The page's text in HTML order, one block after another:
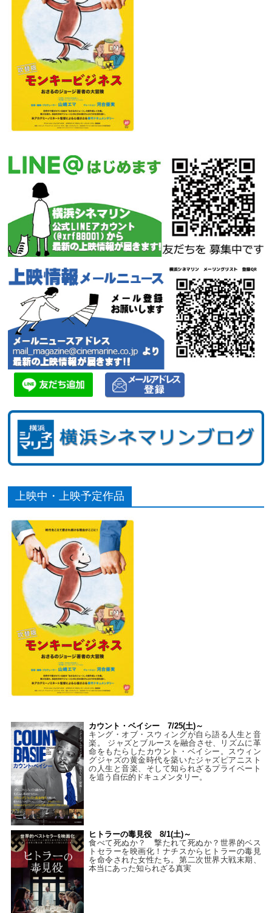
上映中・上映予定作品
カウント・ベイシー 7/25(土)～
キング・オブ・スウィングが自ら語る人生と音
楽。 ジャズとブルースを融合させ、リズムに革
命をもたらしたカウント・ベイシー。スウィン
グジャズの黄金時代を築いたジャズピアニスト
の人生と音楽、そして知られざるプライベート
を追う自伝的ドキュメンタリー。
ヒトラーの毒見役 8/1(土)～
食べて死ぬか？ 撃たれて死ぬか？世界的ベス
トセラーを映画化！ナチスからヒトラーの毒見
を命令された女性たち。第二次世界大戦末期、
本当にあった知られざる真実